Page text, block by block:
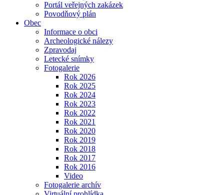
Portál veřejných zakázek
Povodňový plán
Obec
Informace o obci
Archeologické nálezy
Zpravodaj
Letecké snímky
Fotogalerie
Rok 2026
Rok 2025
Rok 2024
Rok 2023
Rok 2022
Rok 2021
Rok 2020
Rok 2019
Rok 2018
Rok 2017
Rok 2016
Video
Fotogalerie archív